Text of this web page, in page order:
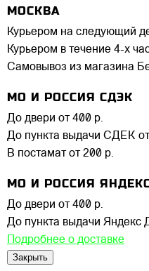
МОСКВА
Курьером на следующий
Курьером в течение 4-х
Самовывоз из магазина
МО И РОССИЯ СДЭК
До двери от 400 р.
До пункта выдачи СДЕК
В постамат от 200 р.
МО И РОССИЯ
До двери от 400 р.
До пункта выдачи Яндекс
Подробнее о доставке
Закрыть